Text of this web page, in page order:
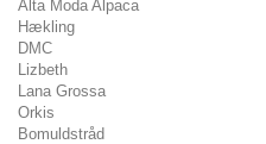
Alta Moda Alpaca
Hækling
DMC
Lizbeth
Lana Grossa
Orkis
Bomuldstråd